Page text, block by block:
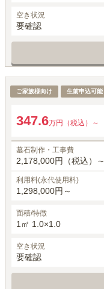
空き状況
要確認
一般墓所
ご家族様向け 生前申込可能
347.6万円（税込）～
墓石制作・工事費
2,178,000円（税込）～
利用料(永代使用料)
1,298,000円～
面積/特徴
1㎡ 1.0×1.0
空き状況
要確認